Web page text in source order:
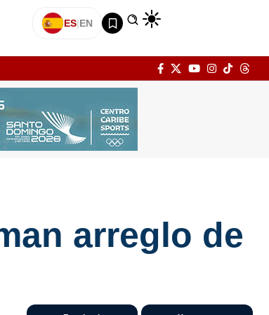
ES|EN
arreglo de